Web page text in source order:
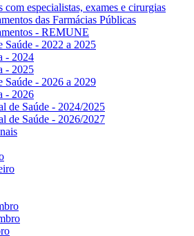
com especialistas, exames e cirurgias
das Farmácias Públicas
- REMUNE
Saúde - 2022 a 2025
- 2024
- 2025
Saúde - 2026 a 2029
- 2026
de Saúde - 2024/2025
de Saúde - 2026/2027